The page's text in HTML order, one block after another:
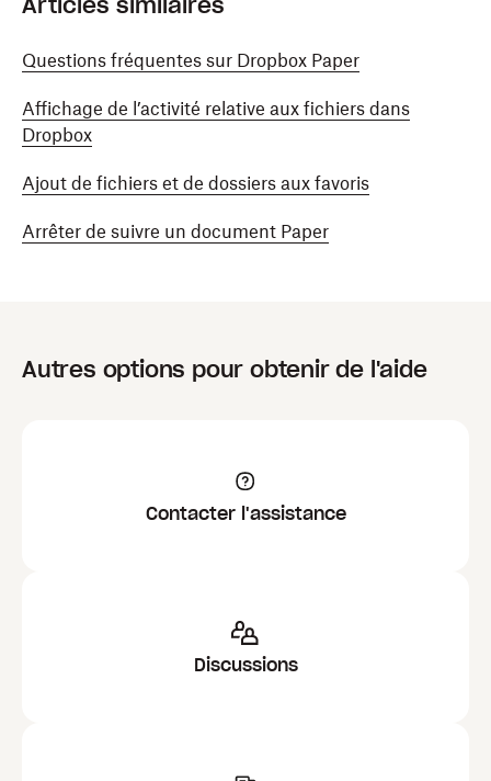
Questions fréquentes sur Dropbox Paper
Affichage de l’activité relative aux fichiers dans
Dropbox
Ajout de fichiers et de dossiers aux favoris
Arrêter de suivre un document Paper
Autres options pour obtenir de l'aide
Contacter l'assistance
Discussions